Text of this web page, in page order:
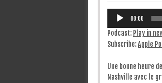
Lecteur
audio
00:00
Podcast: Play in
Subscribe:Apple
Une bonne heure
Nashville avec le